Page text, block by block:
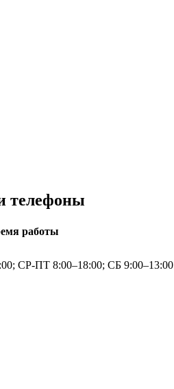
телефоны
работы
СР-ПТ 8:00–18:00; СБ 9:00–13:00